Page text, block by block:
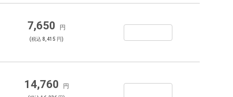
7,650 円
(税込 8,415 円)
14,760 円